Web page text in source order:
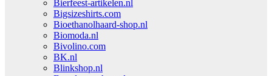
Bierfeest-artikelen.nl
Bigsizeshirts.com
Bioethanolhaard-shop.nl
Biomoda.nl
Bivolino.com
BK.nl
Blinkshop.nl